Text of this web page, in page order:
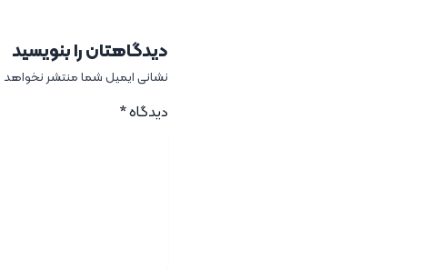
دیدگاهتان را بنویسید
نشانی ایمیل شما منتشر
دیدگاه*